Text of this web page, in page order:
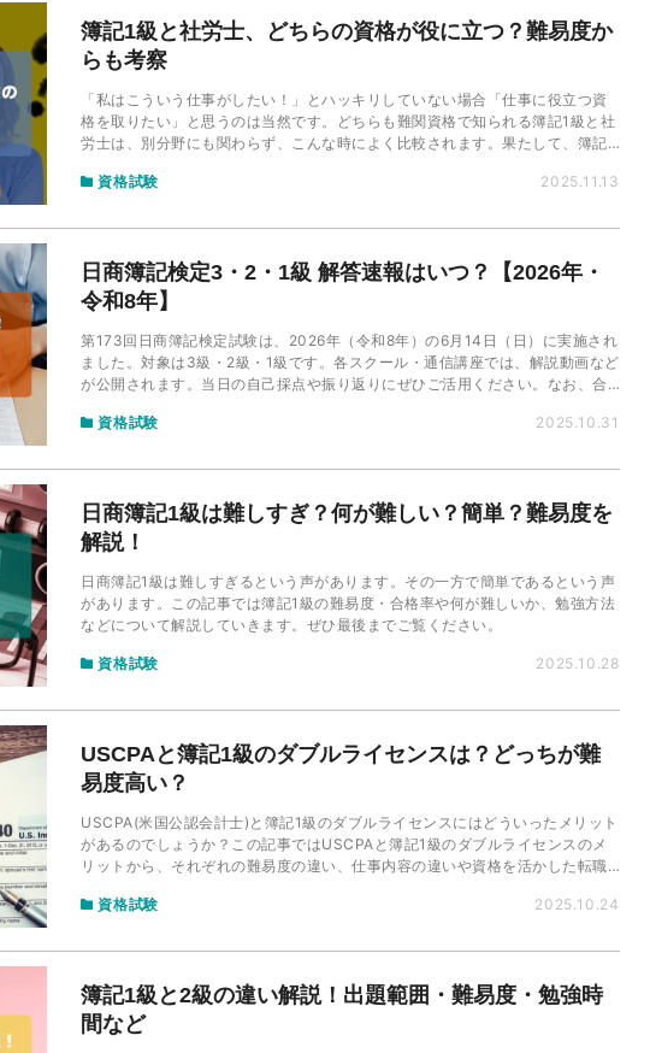
簿記1級と社労士、どちらの資格が役に立つ？難易度か
らも考察
「私はこういう仕事がしたい！」とハッキリしていない場合「仕事に役立つ資
格を取りたい」と思うのは当然です。どちらも難関資格で知られる簿記1級と社
労士は、別分野にも関わらず、こんな時によく比較されます。果たして、簿記1
せて解説します。
資格試験 2025.11.13
日商簿記検定3・2・1級 解答速報はいつ？【2026年・
令和8年】
第173回日商簿記検定試験は、2026年（令和8年）の6月14日（日）に実施され
ました。対象は3級・2級・1級です。各スクール・通信講座では、解説動画など
が公開されます。当日の自己採点や振り返りにぜひご活用ください。なお、合
資格試験
2025.10.31
日商簿記1級は難しすぎ？何が難しい？簡単？難易度を
解説！
日商簿記1級は難しすぎるという声があります。その一方で簡単であるという声
があります。この記事では簿記1級の難易度・合格率や何が難しいか、勉強方法
などについて解説していきます。ぜひ最後までご覧ください。
資格試験 2025.10.28
USCPAと簿記1級のダブルライセンスは？どっちが難
易度高い？
USCPA(米国公認会計士)と簿記1級のダブルライセンスにはどういったメリット
があるのでしょうか？この記事ではUSCPAと簿記1級のダブルライセンスのメ
リットから、それぞれの難易度の違い、仕事内容の違いや資格を活かした転職
資格試験
2025.10.24
簿記1級と2級の違い解説！出題範囲・難易度・勉強時
間など